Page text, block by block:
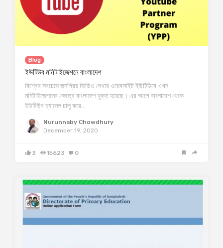
Blog
ইউটিউব মনিটাইজেশনে বাংলাদেশ
বিশ্বের সবচেয়ে জনপ্রিয় ভিডিও দেখার ওয়েবসাইট ইউটিউবে এখন
মনিটাইজেশনের ক্ষেত্রে বাংলাদেশ যুক্ত হয়েছে। এর আগে বাংলাদেশ থেকে
ইউটিউব চ্যানেল চালু করে…
Nurunnaby Chowdhury
December 19, 2020
3 15623 0